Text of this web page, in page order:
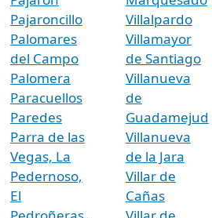
Pajaroncillo
Palomares
del Campo
Palomera
Paracuellos
Paredes
Parra de las
Vegas, La
Pedernoso,
El
Villalpardo
Villamayor
de Santiago
Villanueva
de
Guadamejud
Villanueva
de la Jara
Villar de
Cañas